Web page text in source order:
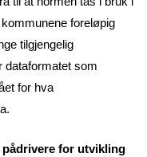
foreløpig
tilgjengelig
dataformatet som
for hva
for utvikling